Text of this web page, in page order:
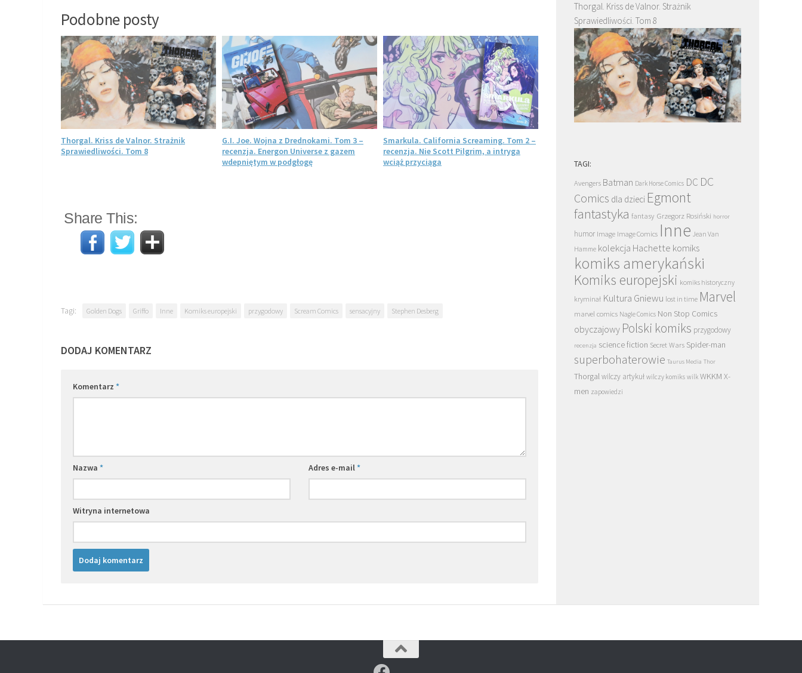
Podobne posty
Thorgal. Kriss de Valnor. Strażnik
Sprawiedliwości. Tom 8
G.I. Joe. Wojna z Drednokami. Tom 3 –
recenzja. Energon Universe z gazem
wdepniętym w podgłogę
Smarkula. California Screaming. Tom 2 –
recenzja. Nie Scott Pilgrim, a intryga
wciąż przyciąga
Share This:
Tagi: Golden Dogs Griffo Inne Komiks europejski przygodowy Scream Comics sensacyjny Stephen Desberg
DODAJ KOMENTARZ
Komentarz *
Nazwa * Adres e-mail*
Witryna internetowa
Thorgal. Kriss de Valnor. Strażnik
Sprawiedliwości. Tom 8
TAGI:
Avengers Batman Dark Horse Comics DC DC
Comics dla dzieci Egmont
fantastyka fantasy Grzegorz Rosiński horror
humor Image Image Comics Inne Jean Van
Hamme kolekcja Hachette komiks
komiks amerykański
Komiks europejski komiks historyczny
kryminał Kultura Gniewu lost in time Marvel
marvel comics Nagle Comics Non Stop Comics
obyczajowy Polski komiks przygodowy
recenzja science fiction Secret Wars Spider-man
superbohaterowie Taurus Media Thor
Thorgalwilczy artykuł wilczy komiks wilk WKKM X-
men zapowiedzi